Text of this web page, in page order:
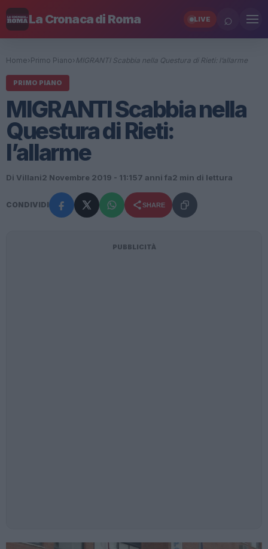
La Cronaca di Roma LIVE ⌕
Home› Primo Piano› MIGRANTI Scabbia nella Questura di Rieti: l’allarme
PRIMO PIANO
MIGRANTI Scabbia nella
Questura di Rieti:
l’allarme
Di Villani2 Novembre 2019 - 11:157 anni fa2 min di lettura
CONDIVIDI SHARE
PUBBLICITÀ